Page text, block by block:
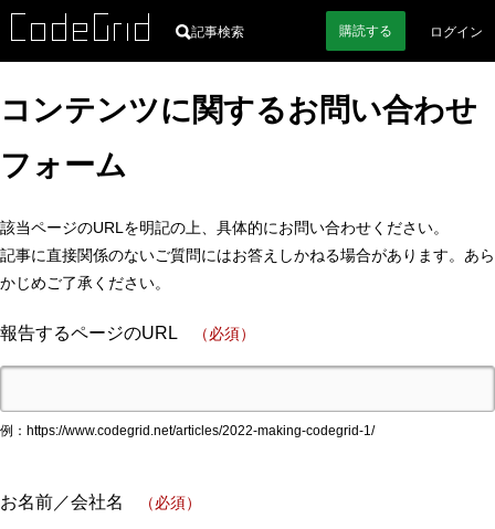
記事検索 購読する ログイン
コンテンツに関するお問い合わせ
フォーム
該当ページのURLを明記の上、具体的にお問い合わせください。
記事に直接関係のないご質問にはお答えしかねる場合があります。あら
かじめご了承ください。
報告するページのURL （必須）
例：https://www.codegrid.net/articles/2022-making-codegrid-1/
お名前／会社名 （必須）